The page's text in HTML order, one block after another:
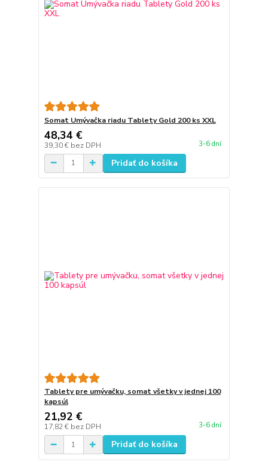
Somat Umývačka riadu Tablety Gold 200 ks XXL
48,34 €
39,30 € bez DPH 3-6 dní
Pridať do košíka
Tablety pre umývačku, somat všetky v jednej 100
kapsúl
21,92 €
17,82 € bez DPH 3-6 dní
Pridať do košíka